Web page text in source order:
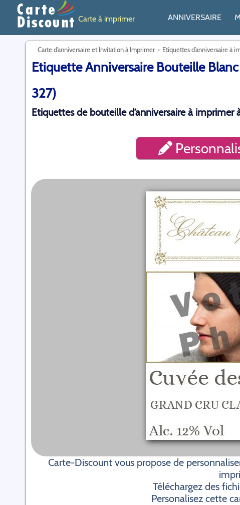
Carte à imprimer ANNIVERSAIRE
Carte d’anniversaire et Invitation à Imprimer Etiquettes d’anniversaire à
Etiquette Anniversaire Bouteille
327)
Etiquettes de bouteille d’anniversaire à imprimer
Carte-Discount vous propose de
Téléchargez des
Personalisez cette